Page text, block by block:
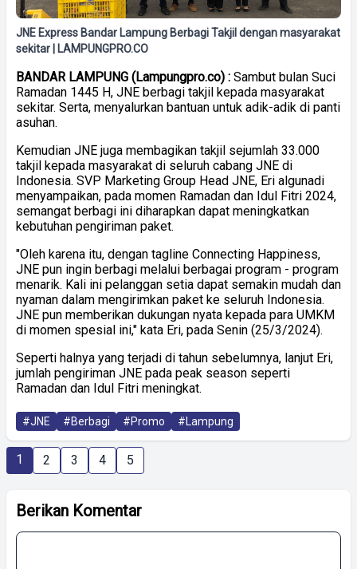
JNE Express Bandar Lampung Berbagi Takjil dengan masyarakat
sekitar | LAMPUNGPRO.CO
BANDAR LAMPUNG (Lampungpro.co) : Sambut bulan Suci
Ramadan 1445 H, JNE berbagi takjil kepada masyarakat
sekitar. Serta, menyalurkan bantuan untuk adik-adik di panti
asuhan.
Kemudian JNE juga membagikan takjil sejumlah 33.000
takjil kepada masyarakat di seluruh cabang JNE di
Indonesia. SVP Marketing Group Head JNE, Eri algunadi
menyampaikan, pada momen Ramadan dan Idul Fitri 2024,
semangat berbagi ini diharapkan dapat meningkatkan
kebutuhan pengiriman paket.
"Oleh karena itu, dengan tagline Connecting Happiness,
JNE pun ingin berbagi melalui berbagai program - program
menarik. Kali ini pelanggan setia dapat semakin mudah dan
nyaman dalam mengirimkan paket ke seluruh Indonesia.
JNE pun memberikan dukungan nyata kepada para UMKM
di momen spesial ini," kata Eri, pada Senin (25/3/2024).
Seperti halnya yang terjadi di tahun sebelumnya, lanjut Eri,
jumlah pengiriman JNE pada peak season seperti
Ramadan dan Idul Fitri meningkat.
#JNE #Berbagi #Promo #Lampung
1 2 3 4 5
Berikan Komentar